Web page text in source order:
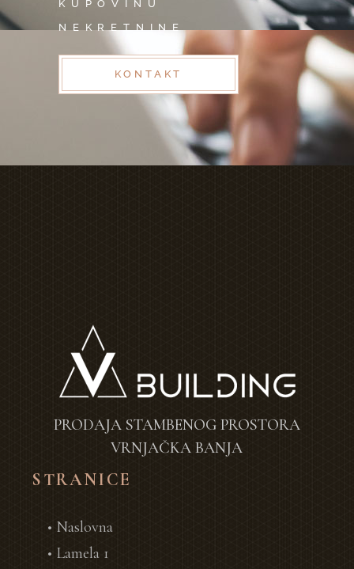
KUPOVINU
NEKRETNINE
KONTAKT
PRODAJA STAMBENOG PROSTORA
VRNJAČKA BANJA
STRANICE
• Naslovna
• Lamela 1